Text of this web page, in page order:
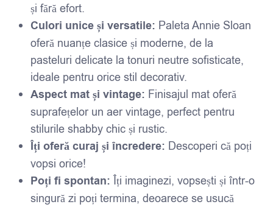
și fără efort.
Culori unice și versatile: Paleta Annie Sloan
oferă nuanțe clasice și moderne, de la
pasteluri delicate la tonuri neutre sofisticate,
ideale pentru orice stil decorativ.
Aspect mat și vintage: Finisajul mat oferă
suprafețelor un aer vintage, perfect pentru
stilurile shabby chic și rustic.
Îți oferă curaj și încredere: Descoperi că poți
vopsi orice!
Poți fi spontan: Îți imaginezi, vopsești și într-o
singură zi poți termina, deoarece se usucă